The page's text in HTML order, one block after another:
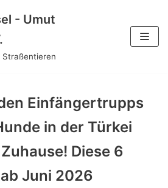
- Umut
Straßentieren
Einfängertrupps
in der Türkei
Diese 6
Juni 2026